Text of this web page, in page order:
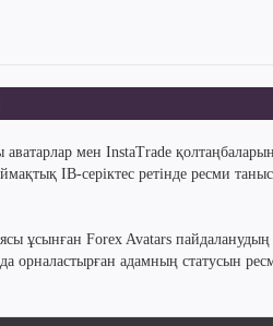
аватарлар мен InstaTrade
IB-серіктес ретінде ресми
ұсынған Forex Avatars
орналастырған адамның статусын